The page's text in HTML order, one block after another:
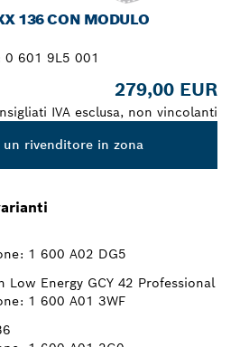
136 CON MODULO
0 601 9L5 001
279,00 EUR
IVA esclusa, non vincolanti
un rivenditore in zona
1 600 A02 DG5
Low Energy GCY 42 Professional
1 600 A01 3WF